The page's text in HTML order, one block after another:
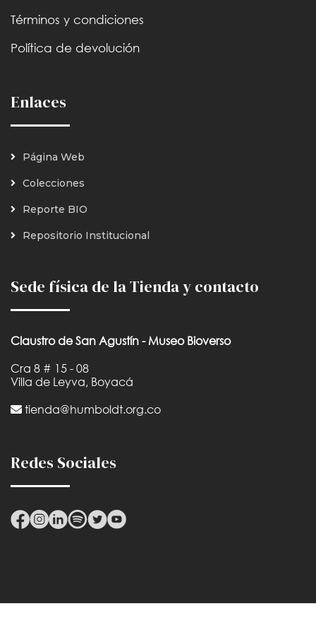
Términos y condiciones
Política de devolución
Enlaces
Página Web
Colecciones
Reporte BIO
Repositorio Institucional
Sede física de la Tienda y contacto
Claustro de San Agustín - Museo Bioverso
Cra 8 # 15 - 08
Villa de Leyva, Boyacá
tienda@humboldt.org.co
Redes Sociales